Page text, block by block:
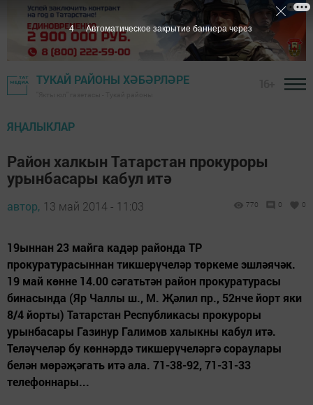
ТУКАЙ РАЙОНЫ ХӘБӘРЛӘРЕ
ЯҢАЛЫКЛАР
Район халкын Татарстан прокуроры
урынбасары кабул итә
автор, 13 май 2014 - 11:03 770 0 0
19ыннан 23 майга кадәр районда ТР
прокуратурасыннан тикшерүчеләр төркеме эшләячәк.
19 май көнне 14.00 сәгатьтән район прокуратурасы
бинасында (Яр Чаллы ш., М. Җәлил пр., 52нче йорт яки
8/4 йорты) Татарстан Республикасы прокуроры
урынбасары Газинур Галимов халыкны кабул итә.
Теләүчеләр бу көннәрдә тикшерүчеләргә сораулары
белән мөрәҗәгать итә ала. 71-38-92, 71-31-33
телефоннары...
3 Автоматическое закрытие баннера через